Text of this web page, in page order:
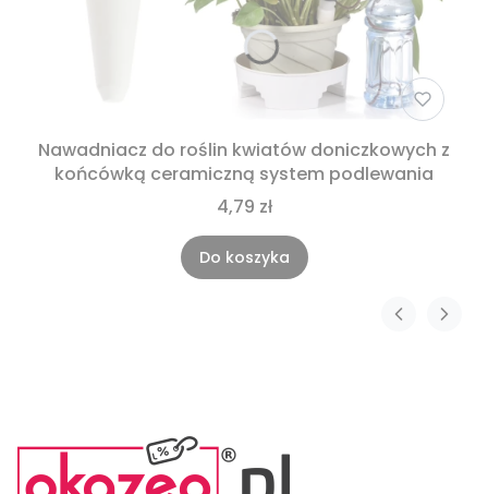
Nawadniacz do roślin kwiatów doniczkowych z
końcówką ceramiczną system podlewania
4,79 zł
Do koszyka